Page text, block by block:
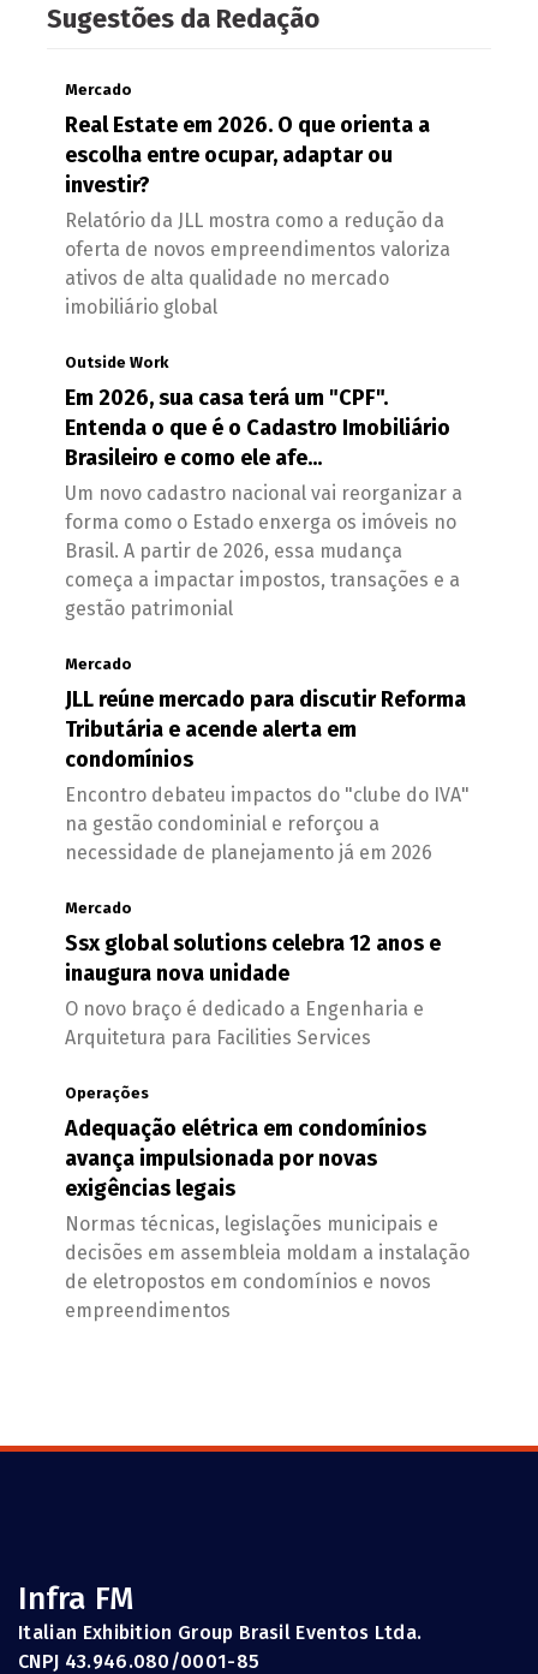
Sugestões da Redação
Mercado
Real Estate em 2026. O que orienta a
escolha entre ocupar, adaptar ou
investir?
Relatório da JLL mostra como a redução da
oferta de novos empreendimentos valoriza
ativos de alta qualidade no mercado
imobiliário global
Outside Work
Em 2026, sua casa terá um "CPF".
Entenda o que é o Cadastro Imobiliário
Brasileiro e como ele afe...
Um novo cadastro nacional vai reorganizar a
forma como o Estado enxerga os imóveis no
Brasil. A partir de 2026, essa mudança
começa a impactar impostos, transações e a
gestão patrimonial
Mercado
JLL reúne mercado para discutir Reforma
Tributária e acende alerta em
condomínios
Encontro debateu impactos do "clube do IVA"
na gestão condominial e reforçou a
necessidade de planejamento já em 2026
Mercado
Ssx global solutions celebra 12 anos e
inaugura nova unidade
O novo braço é dedicado a Engenharia e
Arquitetura para Facilities Services
Operações
Adequação elétrica em condomínios
avança impulsionada por novas
exigências legais
Normas técnicas, legislações municipais e
decisões em assembleia moldam a instalação
de eletropostos em condomínios e novos
empreendimentos
Infra FM
Italian Exhibition Group Brasil Eventos Ltda.
CNPJ 43.946.080/0001-85